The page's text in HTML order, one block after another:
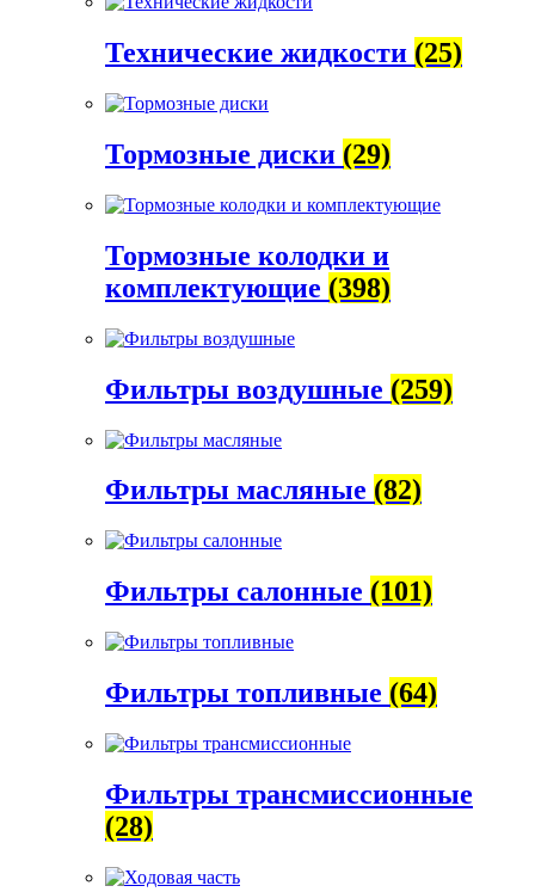
Технические жидкости (25)
Тормозные диски (29)
Тормозные колодки и
комплектующие (398)
Фильтры воздушные (259)
Фильтры масляные (82)
Фильтры салонные (101)
Фильтры топливные (64)
Фильтры трансмиссионные
(28)